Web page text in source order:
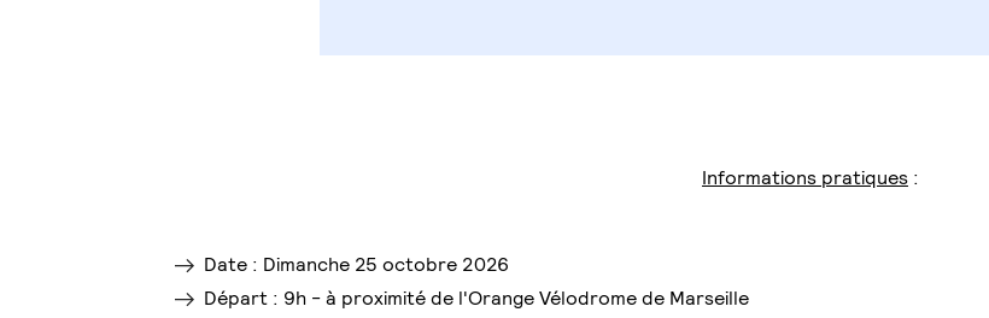
Informations pratiques :
Date : Dimanche 25 octobre 2026
Départ : 9h - à proximité de l'Orange Vélodrome de Marseille